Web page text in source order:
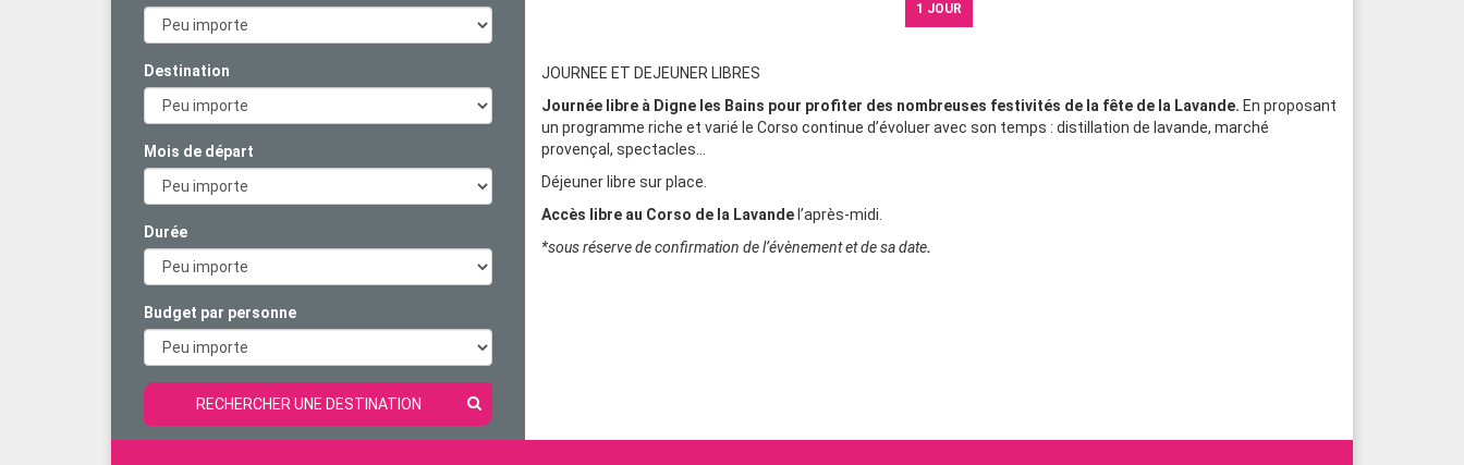
Destination
Mois de départ
Durée
Budget par personne
RECHERCHER UNE DESTINATION
1 JOUR
JOURNEE ET DEJEUNER LIBRES
Journée libre à Digne les Bains pour profiter des nombreuses festivités de la fête de la Lavande. En proposant
un programme riche et varié le Corso continue d’évoluer avec son temps : distillation de lavande, marché
provençal, spectacles...
Déjeuner libre sur place.
Accès libre au Corso de la Lavande l’après-midi.
*sous réserve de confirmation de l’évènement et de sa date.